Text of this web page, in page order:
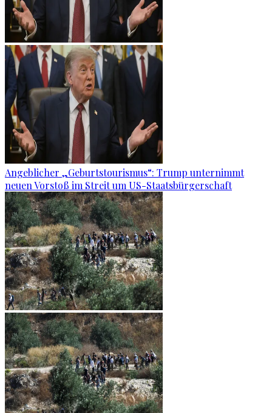
Angeblicher „Geburtstourismus“: Trump unternimmt
neuen Vorstoß im Streit um US-Staatsbürgerschaft